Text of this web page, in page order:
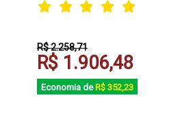
R$ 2.258,71
R$ 1.906,48
Economia de R$ 352,23